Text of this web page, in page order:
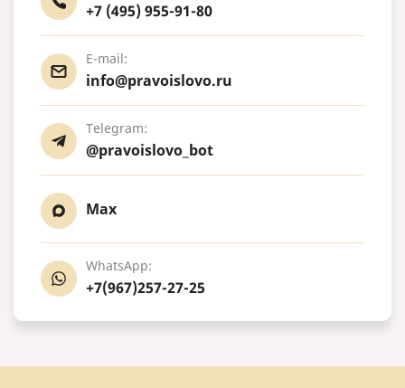
+7 (495) 955-91-80
E-mail:
info@pravoislovo.ru
Telegram:
@pravoislovo_bot
Max
WhatsApp:
+7(967)257-27-25